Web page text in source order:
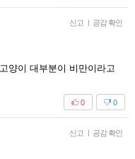
신고 공감 확인
양이 대부분이 비만이라고
0
0
신고 공감 확인